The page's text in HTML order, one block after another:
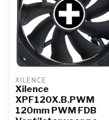
XILENCE
Xilence
XPF120X.B.PWM
120mm PWM FDB